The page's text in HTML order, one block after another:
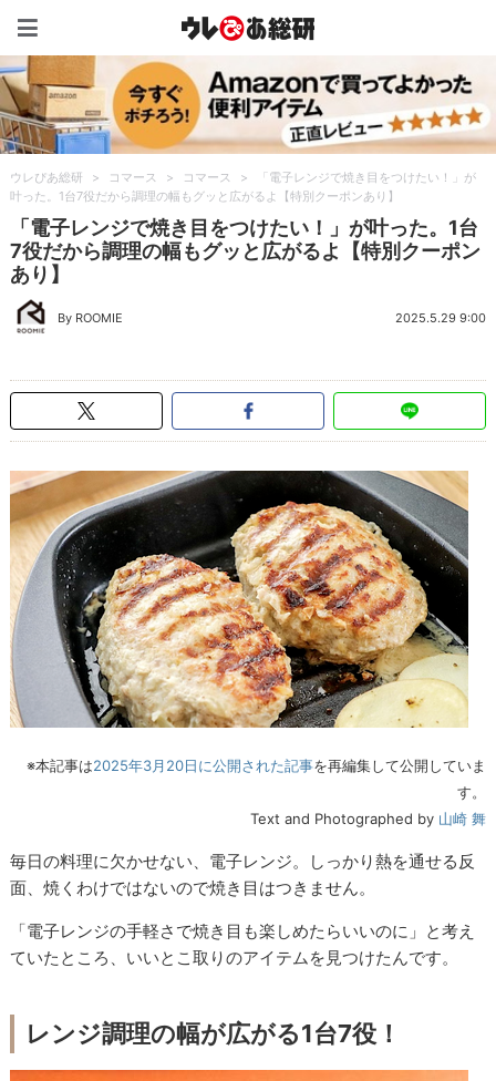
ウレぴあ総研 > コマース > コマース >
「電子レンジで焼き目をつけたい！」が
叶った。1台7役だから調理の幅もグッと広がるよ【特別クーポンあり】
「電子レンジで焼き目をつけたい！」が叶った。1台
7役だから調理の幅もグッと広がるよ【特別クーポン
あり】
By ROOMIE 2025.5.29 9:00
※本記事は2025年3月20日に公開された記事を再編集して公開していま
す。
Text and Photographed by 山崎 舞
毎日の料理に欠かせない、電子レンジ。しっかり熱を通せる反
面、焼くわけではないので焼き目はつきません。
「電子レンジの手軽さで焼き目も楽しめたらいいのに」と考え
ていたところ、いいとこ取りのアイテムを見つけたんです。
レンジ調理の幅が広がる1台7役！